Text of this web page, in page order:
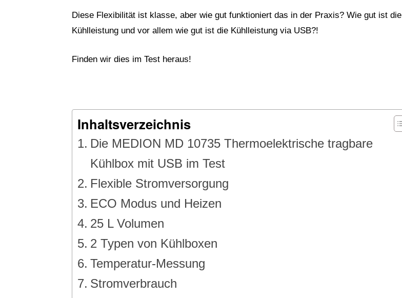
Diese Flexibilität ist klasse, aber wie gut funktioniert das in der Praxis? Wie gut ist die
Kühlleistung und vor allem wie gut ist die Kühlleistung via USB?!
Finden wir dies im Test heraus!
Inhaltsverzeichnis
Die MEDION MD 10735 Thermoelektrische tragbare
Kühlbox mit USB im Test
Flexible Stromversorgung
ECO Modus und Heizen
25 L Volumen
2 Typen von Kühlboxen
Temperatur-Messung
Stromverbrauch